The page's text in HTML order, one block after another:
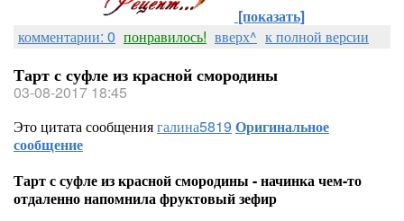
[показать]
комментарии: 0 понравилось! вверх^ к полной версии
Тарт с суфле из красной смородины
03-08-2017 18:45
Это цитата сообщениягалина5819 Оригинальное
сообщение
Тарт с суфле из красной смородины - начинка чем-то
отдаленно напомнила фруктовый зефир